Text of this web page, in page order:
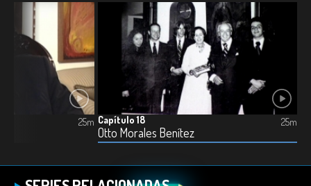
25m Capítulo 18
Otto Morales Benítez
25m